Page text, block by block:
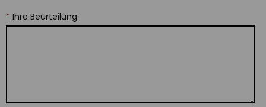
* Ihre Beurteilung: